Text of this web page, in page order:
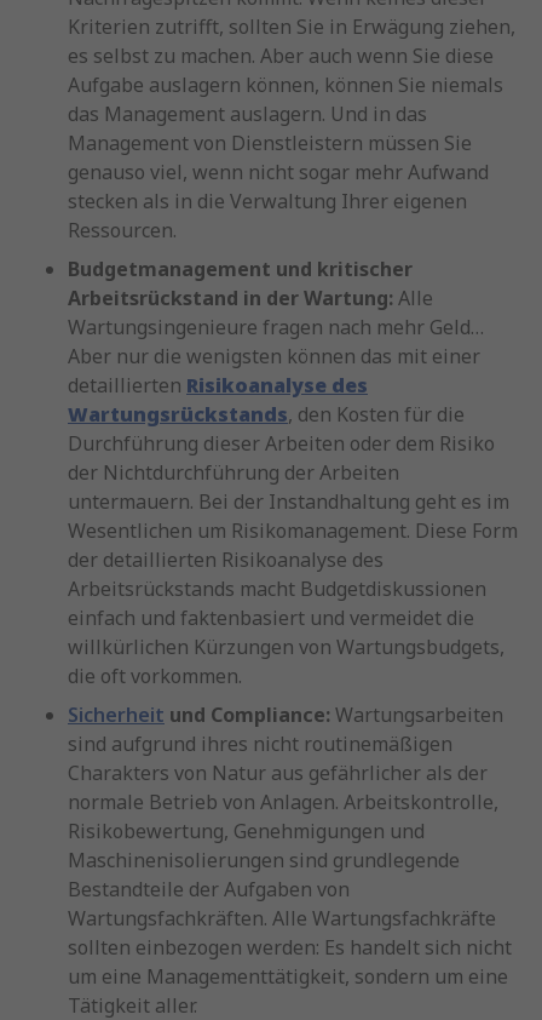
Kriterien zutrifft, sollten Sie in Erwägung ziehen,
es selbst zu machen. Aber auch wenn Sie diese
Aufgabe auslagern können, können Sie niemals
das Management auslagern. Und in das
Management von Dienstleistern müssen Sie
genauso viel, wenn nicht sogar mehr Aufwand
stecken als in die Verwaltung Ihrer eigenen
Ressourcen.
Budgetmanagement und kritischer
Arbeitsrückstand in der Wartung: Alle
Wartungsingenieure fragen nach mehr Geld…
Aber nur die wenigsten können das mit einer
detaillierten Risikoanalyse des
Wartungsrückstands, den Kosten für die
Durchführung dieser Arbeiten oder dem Risiko
der Nichtdurchführung der Arbeiten
untermauern. Bei der Instandhaltung geht es im
Wesentlichen um Risikomanagement. Diese Form
der detaillierten Risikoanalyse des
Arbeitsrückstands macht Budgetdiskussionen
einfach und faktenbasiert und vermeidet die
willkürlichen Kürzungen von Wartungsbudgets,
die oft vorkommen.
Sicherheit und Compliance: Wartungsarbeiten
sind aufgrund ihres nicht routinemäßigen
Charakters von Natur aus gefährlicher als der
normale Betrieb von Anlagen. Arbeitskontrolle,
Risikobewertung, Genehmigungen und
Maschinenisolierungen sind grundlegende
Bestandteile der Aufgaben von
Wartungsfachkräften. Alle Wartungsfachkräfte
sollten einbezogen werden: Es handelt sich nicht
um eine Managementtätigkeit, sondern um eine
Tätigkeit aller.